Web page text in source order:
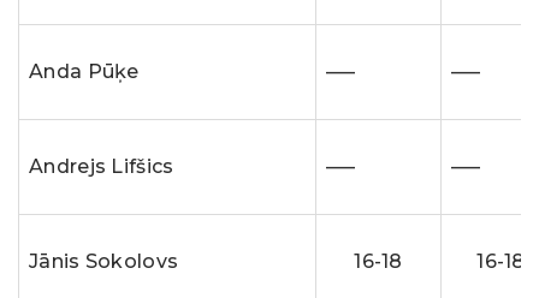
Anda Pūķe —– —–
Andrejs Lifšics —– —–
Jānis Sokolovs 16-18 16-18